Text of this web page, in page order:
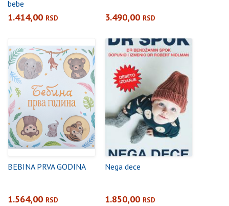
bebe
1.414,00 RSD 3.490,00 RSD
BEBINA PRVA GODINA
1.564,00 RSD
Nega dece
1.850,00 RSD